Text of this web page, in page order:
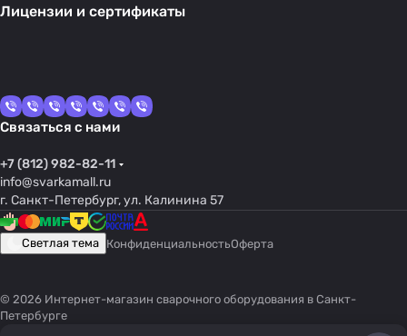
Лицензии и сертификаты
Связаться с нами
+7 (812) 982-82-11
info@svarkamall.ru
г. Санкт-Петербург, ул. Калинина 57
Светлая тема КонфиденциальностьОферта
© 2026 Интернет-магазин сварочного оборудования в Санкт-
Петербурге